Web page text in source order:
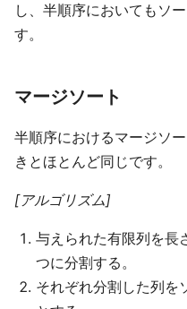
し、半順序においてもソ
す。
マージソート
半順序におけるマージソ
きとほとんど同じです。
[アルゴリズム]
与えられた有限列を長
つに分割する。
それぞれ分割した列を